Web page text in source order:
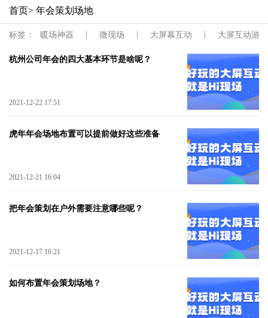
首页> 年会策划场地
标签： 暖场神器 微现场 大屏幕互动 大屏互动游戏
杭州公司年会的四大基本环节是啥呢？
2021-12-22 17:51
虎年年会场地布置可以提前做好这些准备
2021-12-21 16:04
把年会策划在户外需要注意哪些呢？
2021-12-17 16:21
如何布置年会策划场地？